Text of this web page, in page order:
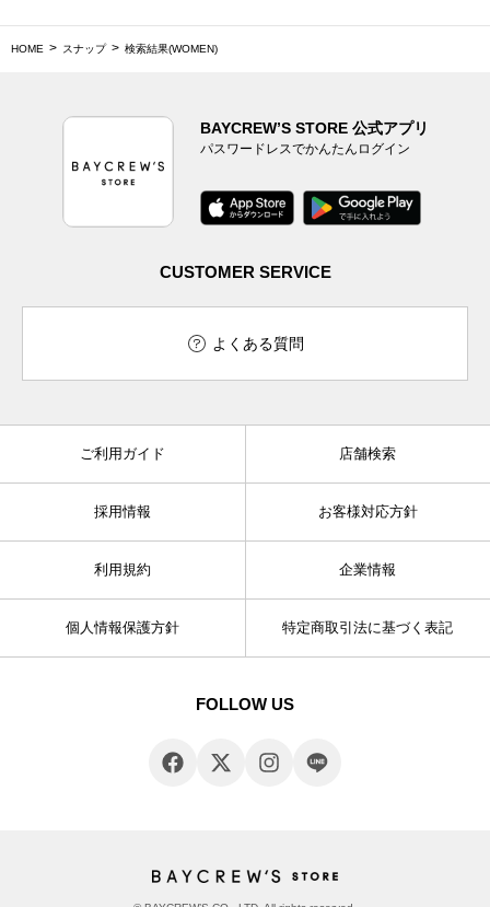
HOME スナップ 検索結果(WOMEN)
BAYCREW’S STORE 公式アプリ
パスワードレスでかんたんログイン
CUSTOMER SERVICE
よくある質問
ご利用ガイド 店舗検索
採用情報 お客様対応方針
利用規約 企業情報
個人情報保護方針 特定商取引法に基づく表記
FOLLOW US